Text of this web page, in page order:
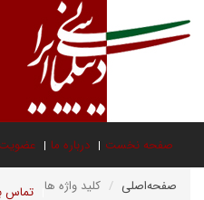
صفحه نخست درباره ما عضویت
تماس صفحه‌اصلی کلید واژه ها